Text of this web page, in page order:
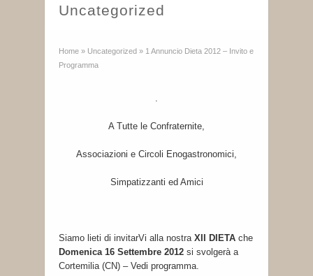
Uncategorized
Home » Uncategorized » 1 Annuncio Dieta 2012 – Invito e
Programma
.
A Tutte le Confraternite,
Associazioni e Circoli Enogastronomici,
Simpatizzanti ed Amici
Siamo lieti di invitarVi alla nostra XII DIETA che
Domenica 16 Settembre 2012 si svolgerà a
Cortemilia (CN) – Vedi programma.